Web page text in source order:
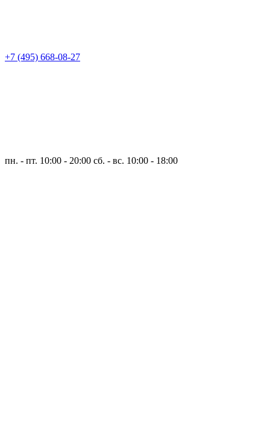
+7 (495) 668-08-27
пн. - пт. 10:00 - 20:00 сб. - вс. 10:00 - 18:00